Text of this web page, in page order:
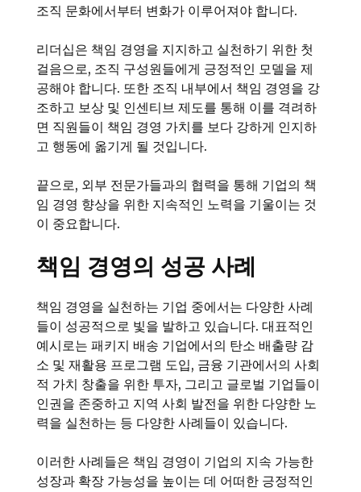
조직 문화에서부터 변화가 이루어져야 합니다.
리더십은 책임 경영을 지지하고 실천하기 위한 첫
걸음으로, 조직 구성원들에게 긍정적인 모델을 제
공해야 합니다. 또한 조직 내부에서 책임 경영을 강
조하고 보상 및 인센티브 제도를 통해 이를 격려하
면 직원들이 책임 경영 가치를 보다 강하게 인지하
고 행동에 옮기게 될 것입니다.
끝으로, 외부 전문가들과의 협력을 통해 기업의 책
임 경영 향상을 위한 지속적인 노력을 기울이는 것
이 중요합니다.
책임 경영의 성공 사례
책임 경영을 실천하는 기업 중에서는 다양한 사례
들이 성공적으로 빛을 발하고 있습니다. 대표적인
예시로는 패키지 배송 기업에서의 탄소 배출량 감
소 및 재활용 프로그램 도입, 금융 기관에서의 사회
적 가치 창출을 위한 투자, 그리고 글로벌 기업들이
인권을 존중하고 지역 사회 발전을 위한 다양한 노
력을 실천하는 등 다양한 사례들이 있습니다.
이러한 사례들은 책임 경영이 기업의 지속 가능한
성장과 확장 가능성을 높이는 데 어떠한 긍정적인